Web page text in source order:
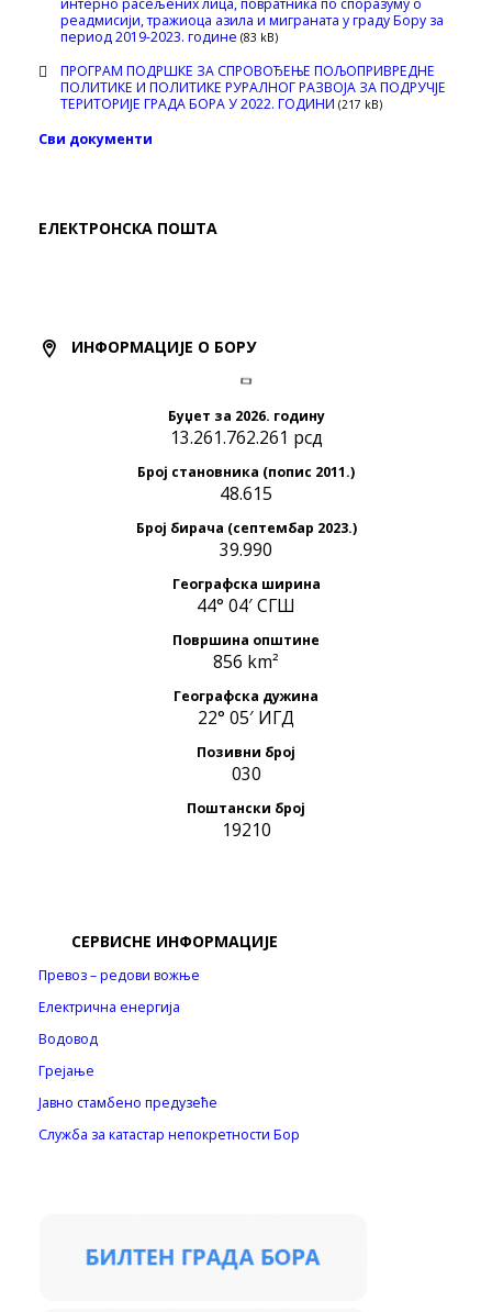
интерно расељених лица, повратника по споразуму о
реадмисији, тражиоца азила и миграната у граду Бору за
период 2019-2023. године (83 kB)
ПРОГРАМ ПОДРШКЕ ЗА СПРОВОЂЕЊЕ ПОЉОПРИВРЕДНЕ
ПОЛИТИКЕ И ПОЛИТИКЕ РУРАЛНОГ РАЗВОЈА ЗА ПОДРУЧЈЕ
ТЕРИТОРИЈЕ ГРАДА БОРА У 2022. ГОДИНИ (217 kB)
Сви документи
ЕЛЕКТРОНСКА ПОШТА
ИНФОРМАЦИЈЕ О БОРУ
Буџет за 2026. годину
13.261.762.261 рсд
Број становника (попис 2011.)
48.615
Број бирача (септембар 2023.)
39.990
Географска ширина
44° 04′ СГШ
Површина општине
856 km²
Географска дужина
22° 05′ ИГД
Позивни број
030
Поштански број
19210
СЕРВИСНЕ ИНФОРМАЦИЈЕ
Превоз – редови вожње
Електрична енергија
Водовод
Грејање
Јавно стамбено предузеће
Служба за катастар непокретности Бор